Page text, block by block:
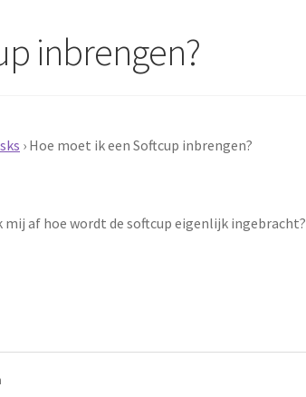
inbrengen?
› Hoe moet ik een Softcup inbrengen?
mij af hoe wordt de softcup eigenlijk ingebracht?